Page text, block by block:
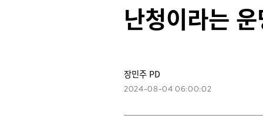
난청이라는
장민주 PD
2024-08-04 06:00:02